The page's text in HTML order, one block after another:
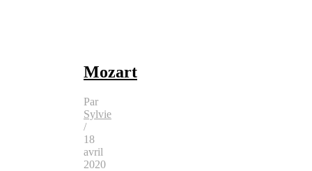
Mozart
Par
Sylvie
/
18
avril
2020